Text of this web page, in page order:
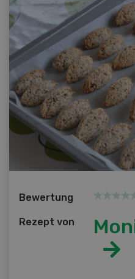
Bewertung
Rezept von